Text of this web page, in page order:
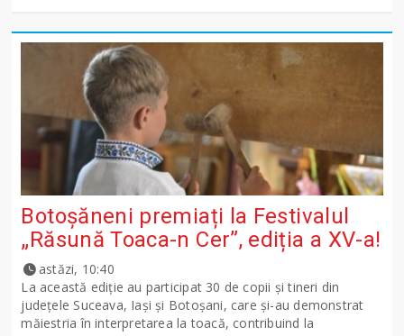
Botoșăneni premiați la Festivalul
„Răsună Toaca-n Cer”, ediția a XV-a!
astăzi, 10:40
La această ediție au participat 30 de copii și tineri din
județele Suceava, Iași și Botoșani, care și-au demonstrat
măiestria în interpretarea la toacă, contribuind la